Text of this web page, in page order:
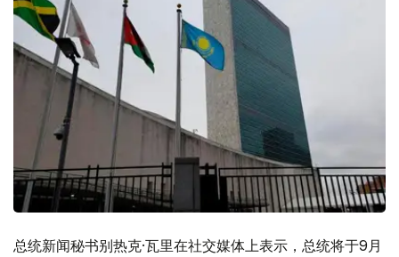
总统新闻秘书别热克·瓦里在社交媒体上表示，总统将于9月